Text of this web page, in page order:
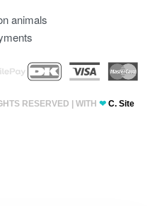
RESERVED | WITH ❤ C. Site